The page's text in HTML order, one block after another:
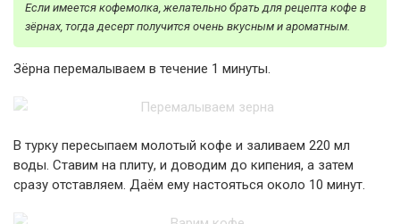
Если имеется кофемолка, желательно брать для рецепта кофе в
зёрнах, тогда десерт получится очень вкусным и ароматным.
Зёрна перемалываем в течение 1 минуты.
В турку пересыпаем молотый кофе и заливаем 220 мл
воды. Ставим на плиту, и доводим до кипения, а затем
сразу отставляем. Даём ему настояться около 10 минут.